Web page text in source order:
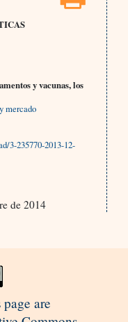
y vacunas, los
mercado
3-235770-2013-12-
de 2014
are